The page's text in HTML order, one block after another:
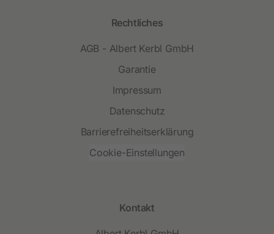
Rechtliches
AGB - Albert Kerbl GmbH
Garantie
Impressum
Datenschutz
Barrierefreiheitserklärung
Cookie-Einstellungen
Kontakt